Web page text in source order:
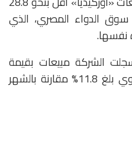
الدواء المصري، الذي
الشركة مبيعات بقيمة
148.5 مليون جنيه، بتراجع سنوي بلغ 11.8% مقارنة بالشهر